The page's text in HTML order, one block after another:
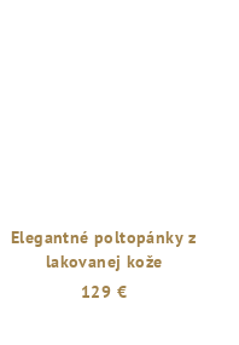
Elegantné poltopánky z
lakovanej kože
129 €